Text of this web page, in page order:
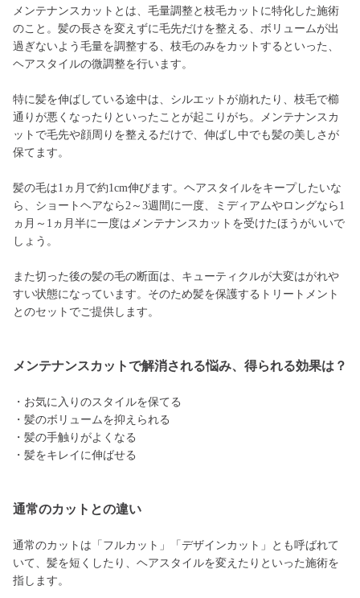
メンテナンスカットとは、毛量調整と枝毛カットに特化した施術
のこと。髪の長さを変えずに毛先だけを整える、ボリュームが出
過ぎないよう毛量を調整する、枝毛のみをカットするといった、
ヘアスタイルの微調整を行います。
特に髪を伸ばしている途中は、シルエットが崩れたり、枝毛で櫛
通りが悪くなったりといったことが起こりがち。メンテナンスカ
ットで毛先や顔周りを整えるだけで、伸ばし中でも髪の美しさが
保てます。
髪の毛は1ヵ月で約1cm伸びます。ヘアスタイルをキープしたいな
ら、ショートヘアなら2～3週間に一度、ミディアムやロングなら1
ヵ月～1ヵ月半に一度はメンテナンスカットを受けたほうがいいで
しょう。
また切った後の髪の毛の断面は、キューティクルが大変はがれや
すい状態になっています。そのため髪を保護するトリートメント
とのセットでご提供します。
メンテナンスカットで解消される悩み、得られる効果は？
・お気に入りのスタイルを保てる
・髪のボリュームを抑えられる
・髪の手触りがよくなる
・髪をキレイに伸ばせる
通常のカットとの違い
通常のカットは「フルカット」「デザインカット」とも呼ばれて
いて、髪を短くしたり、ヘアスタイルを変えたりといった施術を
指します。